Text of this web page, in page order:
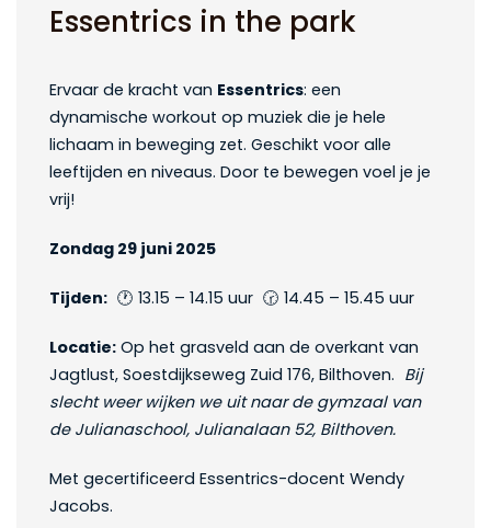
Essentrics in the park
Ervaar de kracht van Essentrics: een
dynamische workout op muziek die je hele
lichaam in beweging zet. Geschikt voor alle
leeftijden en niveaus. Door te bewegen voel je je
vrij!
Zondag 29 juni 2025
Tijden: 🕐 13.15 – 14.15 uur 🕝 14.45 – 15.45 uur
Locatie: Op het grasveld aan de overkant van
Jagtlust, Soestdijkseweg Zuid 176, Bilthoven. Bij
slecht weer wijken we uit naar de gymzaal van
de Julianaschool, Julianalaan 52, Bilthoven.
Met gecertificeerd Essentrics-docent Wendy
Jacobs.